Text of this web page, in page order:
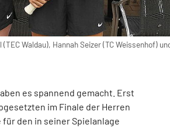
Waldau), Hannah Seizer (TC Weissenhof)
es spannend gemacht. Erst
im Finale der Herren
den in seiner Spielanlage